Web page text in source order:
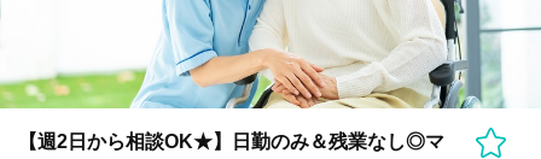
【週2日から相談OK★】日勤のみ＆残業なし◎マ